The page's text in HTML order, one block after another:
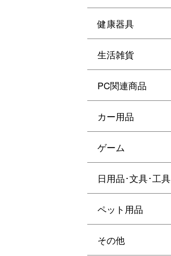
健康器具
生活雑貨
PC関連商品
カー用品
ゲーム
日用品･文具･工具
ペット用品
その他